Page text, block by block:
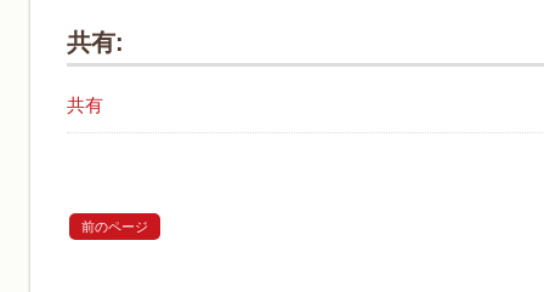
共有:
共有
前のページ